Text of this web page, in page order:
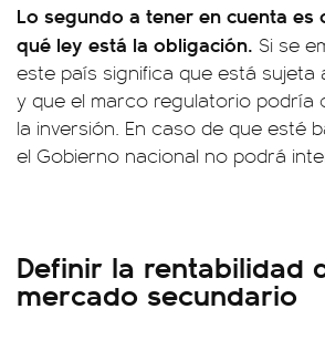
Lo segundo a tener en cuenta es
qué ley está la obligación. Si se
este país significa que está sujeta
y que el marco regulatorio podría
la inversión. En caso de que esté
el Gobierno nacional no podrá
Definir la rentabilidad
mercado secundario